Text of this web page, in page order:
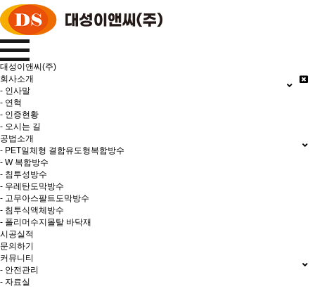
대성이앤씨(주)
회사소개
- 인사말
- 연혁
- 인증현황
- 오시는 길
공법소개
- PET일체형 결합유도형복합방수
- W 복합방수
- 침투성방수
- 우레탄도막방수
- 고무아스팔트도막방수
- 침투식액체방수
- 폴리머수지몰탈 바닥재
시공실적
문의하기
커뮤니티
- 안전관리
- 자료실